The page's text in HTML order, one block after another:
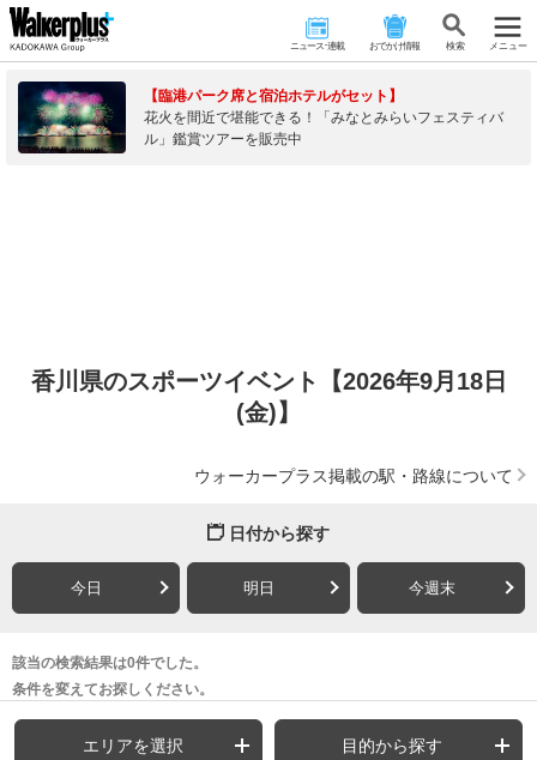
ニュース･連載 おでかけ情報 検 索 メニュー
【臨港パーク席と宿泊ホテルがセット】
花火を間近で堪能できる！「みなとみらいフェスティバ
ル」鑑賞ツアーを販売中
香川県のスポーツイベント【2026年9月18日
(金)】
ウォーカープラス掲載の駅・路線について
日付から探す
今日 明日 今週末
該当の検索結果は0件でした。
条件を変えてお探しください。
エリアを選択 目的から探す